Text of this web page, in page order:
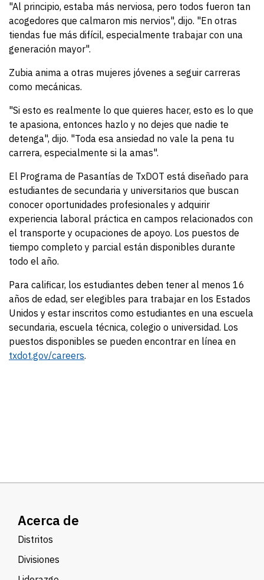
"Al principio, estaba más nerviosa, pero todos fueron tan
acogedores que calmaron mis nervios", dijo. "En otras
tiendas fue más difícil, especialmente trabajar con una
generación mayor".
Zubia anima a otras mujeres jóvenes a seguir carreras
como mecánicas.
"Si esto es realmente lo que quieres hacer, esto es lo que
te apasiona, entonces hazlo y no dejes que nadie te
detenga", dijo. "Toda esa ansiedad no vale la pena tu
carrera, especialmente si la amas".
El Programa de Pasantías de TxDOT está diseñado para
estudiantes de secundaria y universitarios que buscan
conocer oportunidades profesionales y adquirir
experiencia laboral práctica en campos relacionados con
el transporte y ocupaciones de apoyo. Los puestos de
tiempo completo y parcial están disponibles durante
todo el año.
Para calificar, los estudiantes deben tener al menos 16
años de edad, ser elegibles para trabajar en los Estados
Unidos y estar inscritos como estudiantes en una escuela
secundaria, escuela técnica, colegio o universidad. Los
puestos disponibles se pueden encontrar en línea en
txdot.gov/careers.
Acerca de
Distritos
Divisiones